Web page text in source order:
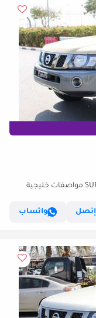
إتصل
واتساب